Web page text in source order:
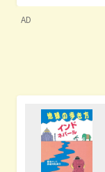
AD